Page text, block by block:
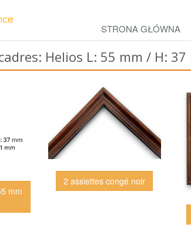
STRONA GŁÓWNA
Helios L: 55 mm / H: 37
mm
2 assiettes congé noir